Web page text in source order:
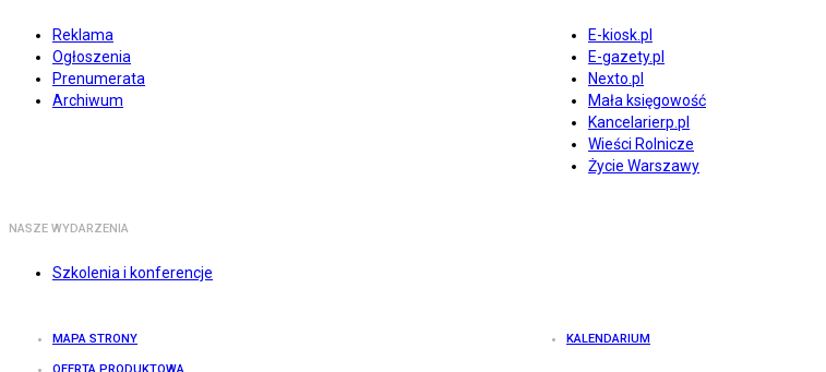
Reklama
Ogłoszenia
Prenumerata
Archiwum
E-kiosk.pl
E-gazety.pl
Nexto.pl
Mała księgowość
Kancelarierp.pl
Wieści Rolnicze
Życie Warszawy
NASZE WYDARZENIA
Szkolenia i konferencje
MAPA STRONY KALENDARIUM